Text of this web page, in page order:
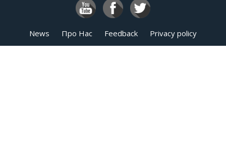
News Про Нас Feedback Privacy policy